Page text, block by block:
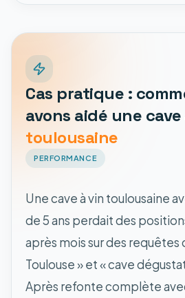
Cas pratique :
avons aidé une cave
toulousaine
PERFORMANCE
Une cave à vin toulousaine
de 5 ans perdait des
après mois sur des requêtes
Toulouse » et « cave
Après refonte complète